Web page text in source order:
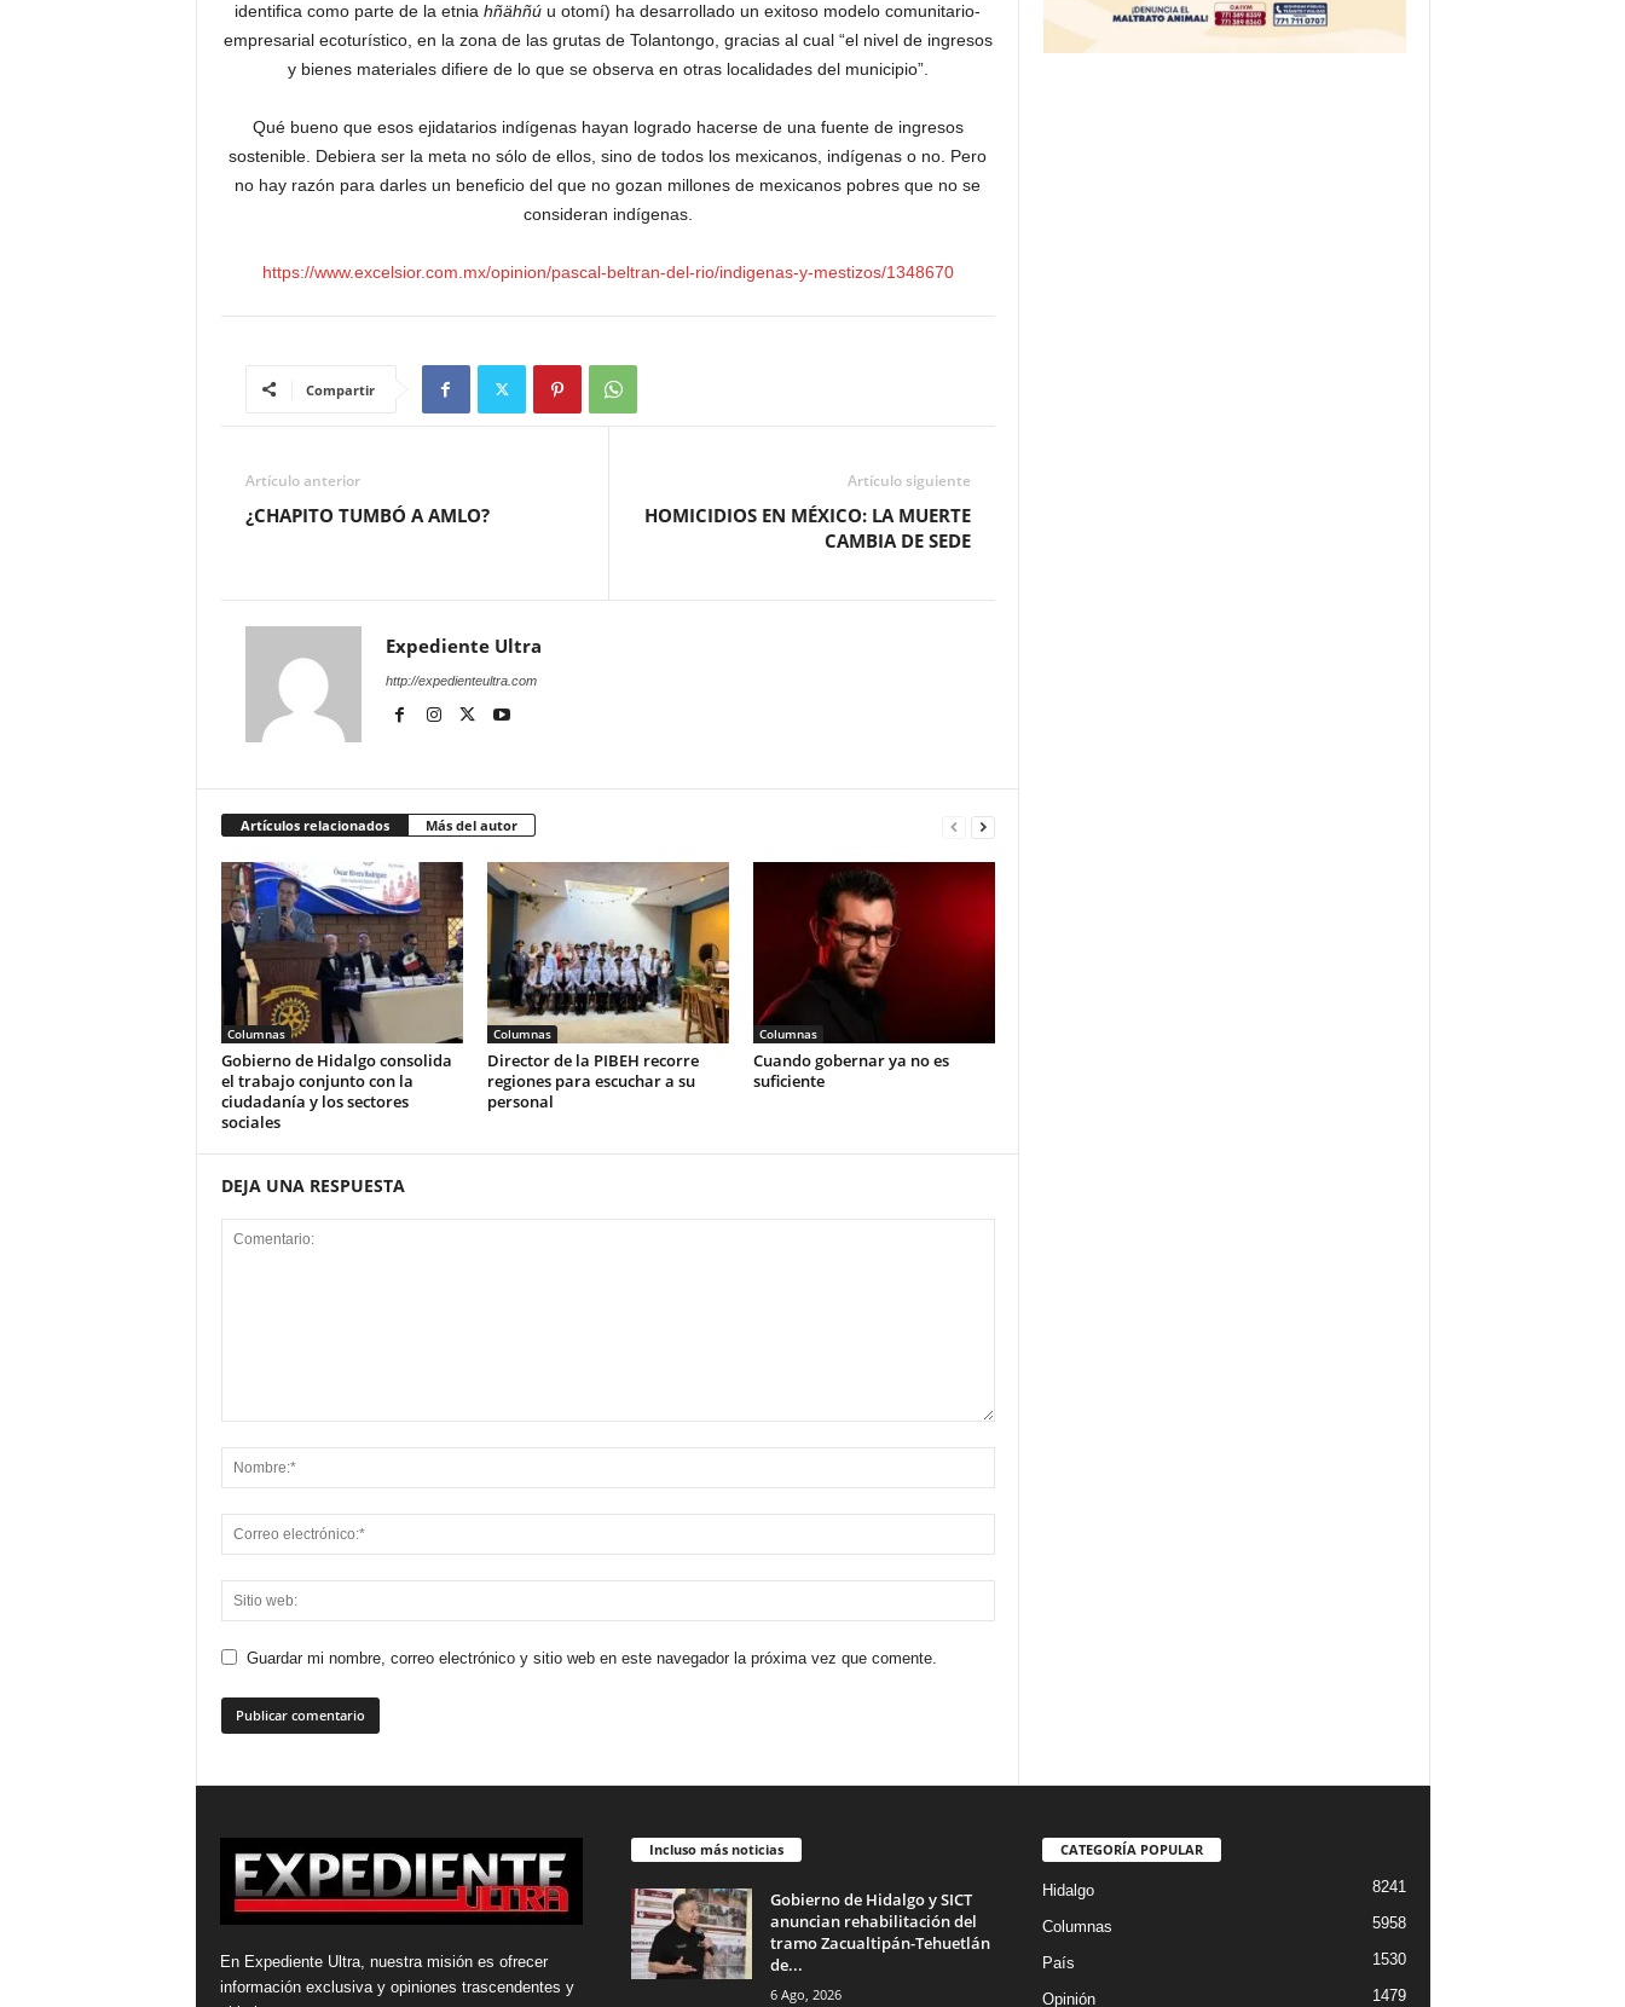
identifica como parte de la etnia hñähñú u otomí) ha desarrollado un exitoso modelo comunitario-
empresarial ecoturístico, en la zona de las grutas de Tolantongo, gracias al cual “el nivel de ingresos
y bienes materiales difiere de lo que se observa en otras localidades del municipio”.
Qué bueno que esos ejidatarios indígenas hayan logrado hacerse de una fuente de ingresos
sostenible. Debiera ser la meta no sólo de ellos, sino de todos los mexicanos, indígenas o no. Pero
no hay razón para darles un beneficio del que no gozan millones de mexicanos pobres que no se
consideran indígenas.
https://www.excelsior.com.mx/opinion/pascal-beltran-del-rio/indigenas-y-mestizos/1348670
Compartir
Artículo anterior
¿CHAPITO TUMBÓ A AMLO?
Artículo siguiente
HOMICIDIOS EN MÉXICO: LA MUERTE
CAMBIA DE SEDE
Expediente Ultra
http://expedienteultra.com
Artículos relacionados Más del autor
Columnas
Gobierno de Hidalgo consolida
el trabajo conjunto con la
ciudadanía y los sectores
sociales
Columnas
Director de la PIBEH recorre
regiones para escuchar a su
personal
Columnas
Cuando gobernar ya no es
suficiente
DEJA UNA RESPUESTA
Guardar mi nombre, correo electrónico y sitio web en este navegador la próxima vez que comente.
En Expediente Ultra, nuestra misión es ofrecer
información exclusiva y opiniones trascendentes y
Incluso más noticias
Gobierno de Hidalgo y SICT
anuncian rehabilitación del
tramo Zacualtipán-Tehuetlán
de...
6 Ago, 2026
CATEGORÍA POPULAR
Hidalgo 8241
Columnas 5958
País 1530
Opinión 1479